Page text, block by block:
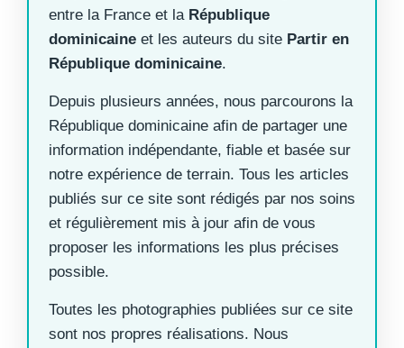
entre la France et la République
dominicaine et les auteurs du site Partir en
République dominicaine.
Depuis plusieurs années, nous parcourons la
République dominicaine afin de partager une
information indépendante, fiable et basée sur
notre expérience de terrain. Tous les articles
publiés sur ce site sont rédigés par nos soins
et régulièrement mis à jour afin de vous
proposer les informations les plus précises
possible.
Toutes les photographies publiées sur ce site
sont nos propres réalisations. Nous